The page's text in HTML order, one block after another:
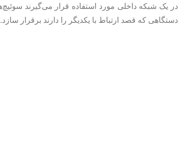
دستگاهی که قصد ارتباط با یکدیگر را دارند برقرار سازد.